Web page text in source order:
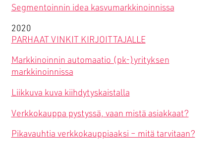
Segmentoinnin idea kasvumarkkinoinnissa
2020
PARHAAT VINKIT KIRJOITTAJALLE
Markkinoinnin automaatio (pk-)yrityksen
markkinoinnissa
Liikkuva kuva kiihdytyskaistalla
Verkkokauppa pystyssä, vaan mistä asiakkaat?
Pikavauhtia verkkokauppiaaksi – mitä tarvitaan?